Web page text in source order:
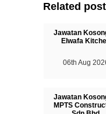
Related
Jawatan
Elwafa
06th Aug
Jawatan
MPTS